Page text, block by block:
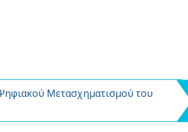
Μετασχηματισμού του